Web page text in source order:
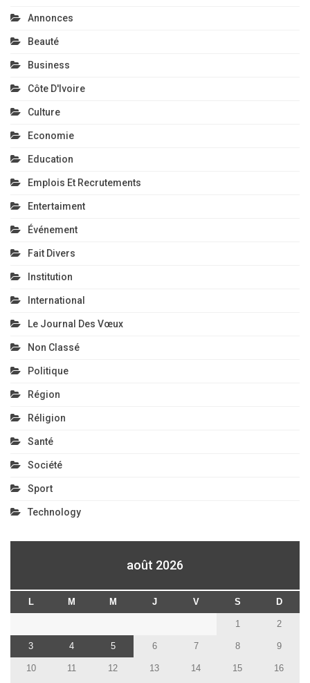
Annonces
Beauté
Business
Côte D'Ivoire
Culture
Economie
Education
Emplois Et Recrutements
Entertaiment
Événement
Fait Divers
Institution
International
Le Journal Des Vœux
Non Classé
Politique
Région
Réligion
Santé
Société
Sport
Technology
août 2026
L M M J V S D
1 2
3 4 5 6 7 8 9
10 11 12 13 14 15 16